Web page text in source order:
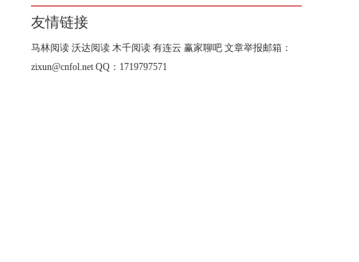
友情链接
马林阅读 沃达阅读 木千阅读 有连云 赢家聊吧 文章举报邮箱：
zixun@cnfol.net QQ：1719797571